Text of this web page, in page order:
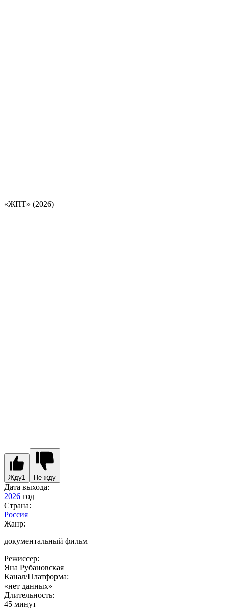
«ЖПТ» (2026)
Жду1 Не жду
Дата выхода:
2026 год
Страна:
Россия
Жанр:
документальный фильм
Режиссер:
Яна Рубановская
Канал/Платформа:
«нет данных»
Длительность:
45 минут